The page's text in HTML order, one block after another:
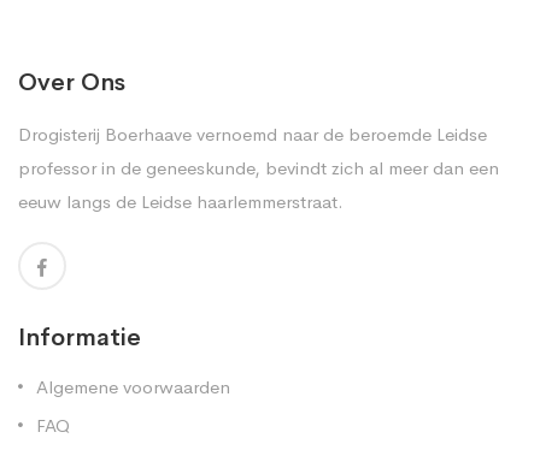
Over Ons
Drogisterij Boerhaave vernoemd naar de beroemde Leidse
professor in de geneeskunde, bevindt zich al meer dan een
eeuw langs de Leidse haarlemmerstraat.
Informatie
Algemene voorwaarden
FAQ